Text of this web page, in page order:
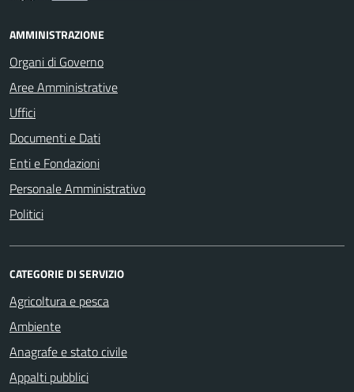
AMMINISTRAZIONE
Organi di Governo
Aree Amministrative
Uffici
Documenti e Dati
Enti e Fondazioni
Personale Amministrativo
Politici
CATEGORIE DI SERVIZIO
Agricoltura e pesca
Ambiente
Anagrafe e stato civile
Appalti pubblici